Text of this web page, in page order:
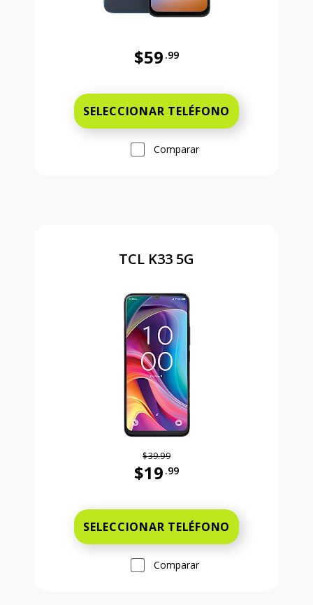
$59 .99
SELECCIONAR TELÉFONO
Comparar
TCL K33 5G
$39.99
$19 .99
SELECCIONAR TELÉFONO
Comparar